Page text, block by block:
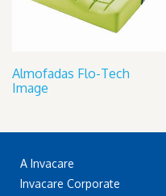
Almofadas Flo-Tech
Image
A Invacare
Invacare Corporate